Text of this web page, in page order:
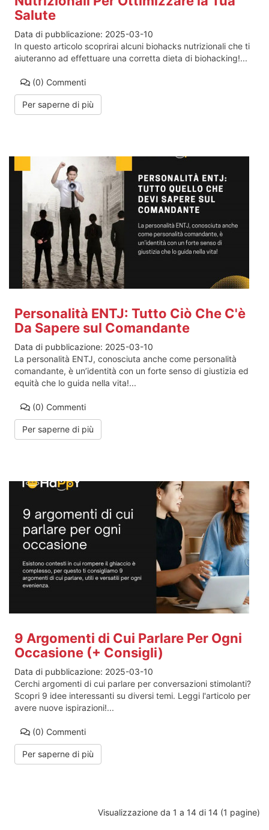
Salute
Data di pubblicazione: 2025-03-10
In questo articolo scoprirai alcuni biohacks nutrizionali che ti
aiuteranno ad effettuare una corretta dieta di biohacking!...
(0) Commenti
Per saperne di più
Personalità ENTJ: Tutto Ciò Che C'è
Da Sapere sul Comandante
Data di pubblicazione: 2025-03-10
La personalità ENTJ, conosciuta anche come personalità
comandante, è un’identità con un forte senso di giustizia ed
equità che lo guida nella vita!...
(0) Commenti
Per saperne di più
9 Argomenti di Cui Parlare Per Ogni
Occasione (+ Consigli)
Data di pubblicazione: 2025-03-10
Cerchi argomenti di cui parlare per conversazioni stimolanti?
Scopri 9 idee interessanti su diversi temi. Leggi l'articolo per
avere nuove ispirazioni!...
(0) Commenti
Per saperne di più
Visualizzazione da 1 a 14 di 14 (1 pagine)